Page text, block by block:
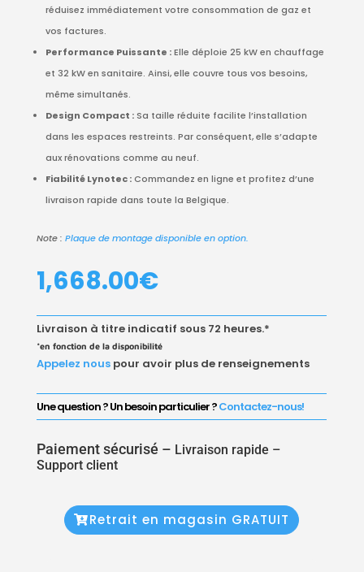
réduisez immédiatement votre consommation de gaz et
vos factures.
Performance Puissante :Elle déploie 25 kW en chauffage
et 32 kW en sanitaire. Ainsi, elle couvre tous vos besoins,
même simultanés.
Design Compact :Sa taille réduite facilite l’installation
dans les espaces restreints. Par conséquent, elle s’adapte
aux rénovations comme au neuf.
Fiabilité Lynotec :Commandez en ligne et profitez d’une
livraison rapide dans toute la Belgique.
Note : Plaque de montage disponible en option.
1,668.00€
Livraison à titre indicatif sous 72 heures.*
*en fonction de la disponibilité
Appelez nouspour avoir plus de renseignements
Une question ? Un besoin particulier ?Contactez-nous!
Paiement sécurisé – Livraison rapide –
Support client
Retrait en magasin GRATUIT